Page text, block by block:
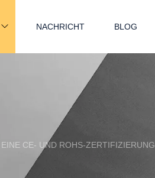
NACHRICHT BLOG
CE- UND ROHS-ZERTIFIZIERUNG.